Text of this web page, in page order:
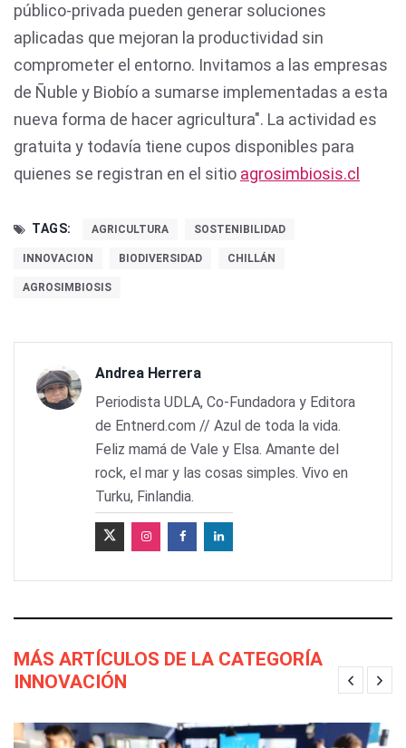
público-privada pueden generar soluciones
aplicadas que mejoran la productividad sin
comprometer el entorno. Invitamos a las empresas
de Ñuble y Biobío a sumarse implementadas a esta
nueva forma de hacer agricultura". La actividad es
gratuita y todavía tiene cupos disponibles para
quienes se registran en el sitio agrosimbiosis.cl
TAGS: AGRICULTURA SOSTENIBILIDAD
INNOVACION BIODIVERSIDAD CHILLÁN
AGROSIMBIOSIS
Andrea Herrera
Periodista UDLA, Co-Fundadora y Editora
de Entnerd.com // Azul de toda la vida.
Feliz mamá de Vale y Elsa. Amante del
rock, el mar y las cosas simples. Vivo en
Turku, Finlandia.
MÁS ARTÍCULOS DE LA CATEGORÍA
INNOVACIÓN